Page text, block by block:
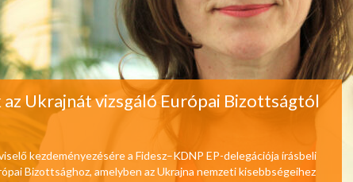
az Ukrajnát vizsgáló Európai Bizottságtól
kezdeményezésére a Fidesz–KDNP EP-delegációja írásbeli
Bizottsághoz, amelyben az Ukrajna nemzeti kisebbségeihez